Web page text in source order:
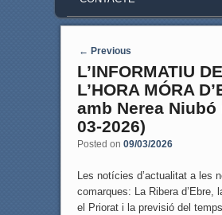
Post navigation
← Previous
L’INFORMATIU DE
L’HORA MÓRA
amb Nerea Niubó
03-2026)
Posted on 09/03/2026
Les notícies d’actualitat a les
comarques: La Ribera d’Ebre,
el Priorat i la previsió del